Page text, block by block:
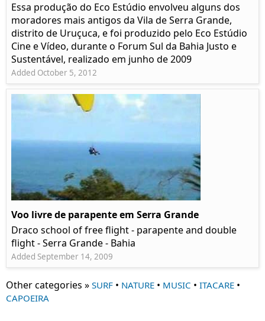
Essa produção do Eco Estúdio envolveu alguns dos
moradores mais antigos da Vila de Serra Grande,
distrito de Uruçuca, e foi produzido pelo Eco Estúdio
Cine e Vídeo, durante o Forum Sul da Bahia Justo e
Sustentável, realizado em junho de 2009
Added October 5, 2012
Voo livre de parapente em Serra Grande
Draco school of free flight - parapente and double
flight - Serra Grande - Bahia
Added September 14, 2009
Other categories » SURF • NATURE • MUSIC • ITACARE •
CAPOEIRA